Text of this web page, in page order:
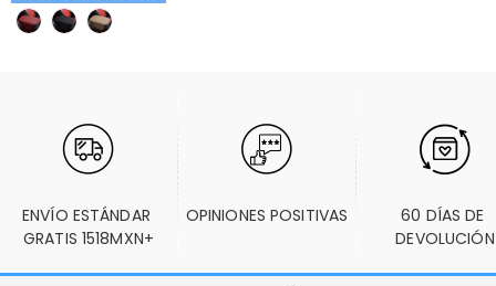
ENVÍO ESTÁNDAR
GRATIS 1518MXN+
OPINIONES POSITIVAS
60 DÍAS DE
DEVOLUCIÓN